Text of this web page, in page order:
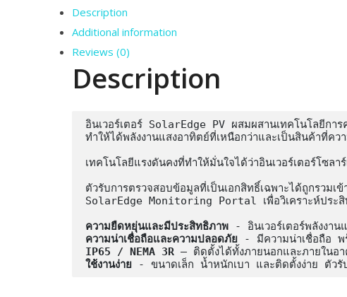
Description
Additional information
Reviews (0)
Description
อินเวอร์เตอร์ SolarEdge PV ผสมผสานเทคโนโลยีก
ทำให้ได้พลังงานแสงอาทิตย์ที่เหนือกว่าและเป็นสินค้าที่คว
เทคโนโลยีแรงดันคงที่ทำให้มั่นใจได้ว่าอินเวอร์เตอร์โซล
ตัวรับการตรวจสอบข้อมูลที่เป็นเอกสิทธิ์เฉพาะได้ถูกรวม
SolarEdge Monitoring Portal เพื่อวิเคราะห์ประสิ
ความยืดหยุ่นและมีประสิทธิภาพ
ความน่าเชื่อถือและความปลอดภัย
IP65 / NEMA 3R
ใช้งานง่าย - ขนาดเล็ก น้ำหนักเบา และติดตั้งง่าย ตัวรั